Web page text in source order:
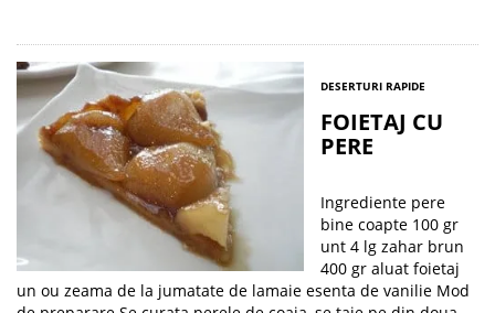
DESERTURI RAPIDE
FOIETAJ CU
PERE
Ingrediente pere
bine coapte 100 gr
unt 4 lg zahar brun
400 gr aluat foietaj
un ou zeama de la jumatate de lamaie esenta de vanilie Mod